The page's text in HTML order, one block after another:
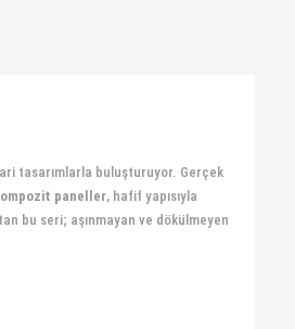
tasarımlarla buluşturuyor. Gerçek
paneller, hafif yapısıyla
bu seri; aşınmayan ve dökülmeyen